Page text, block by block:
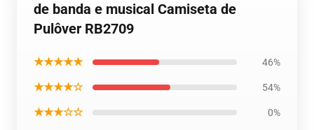
de banda e musical Camiseta de
Pulôver RB2709
★★★★★ 46%
★★★★☆ 54%
★★★☆☆ 0%